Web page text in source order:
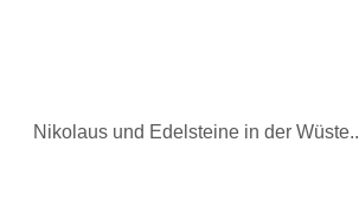
Nikolaus und Edelsteine in der Wüste..